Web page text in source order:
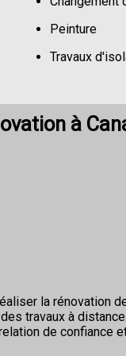
Peinture
Travaux
à
la rénovation
travaux à distance.
de